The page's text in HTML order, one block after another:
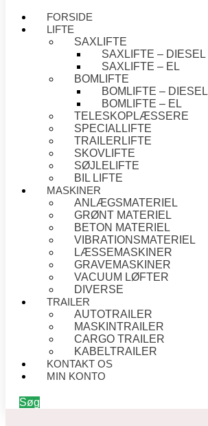
FORSIDE
LIFTE
SAXLIFTE
SAXLIFTE – DIESEL
SAXLIFTE – EL
BOMLIFTE
BOMLIFTE – DIESEL
BOMLIFTE – EL
TELESKOPLÆSSERE
SPECIALLIFTE
TRAILERLIFTE
SKOVLIFTE
SØJLELIFTE
BIL LIFTE
MASKINER
ANLÆGSMATERIEL
GRØNT MATERIEL
BETON MATERIEL
VIBRATIONSMATERIEL
LÆSSEMASKINER
GRAVEMASKINER
VACUUM LØFTER
DIVERSE
TRAILER
AUTOTRAILER
MASKINTRAILER
CARGO TRAILER
KABELTRAILER
KONTAKT OS
MIN KONTO
Søg